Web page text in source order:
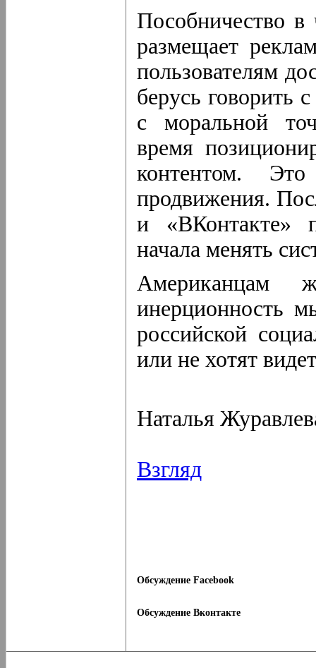
Пособничество
размещает
пользователям
берусь говорить
с моральной
время
контентом.
продвижения.
и «ВКонтакте»
начала менять
Американцам
инерционность
российской
или не хотят
Наталья
Взгляд
Обсуждение Facebook
Обсуждение Вконтакте